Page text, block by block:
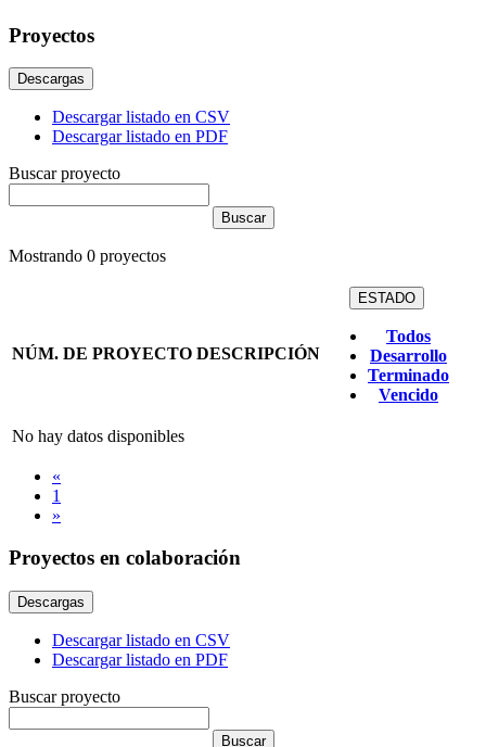
Proyectos
Descargas
Descargar listado en CSV
Descargar listado en PDF
Buscar proyecto
Mostrando 0 proyectos
NÚM. DE PROYECTO DESCRIPCIÓN
ESTADO
Todos
Desarrollo
Terminado
Vencido
No hay datos disponibles
«
1
»
Proyectos en colaboración
Descargas
Descargar listado en CSV
Descargar listado en PDF
Buscar proyecto